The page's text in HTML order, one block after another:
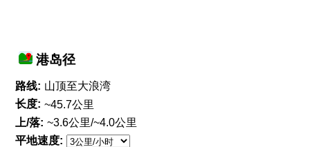
港岛径
路线: 山顶至大浪湾
长度: ~45.7公里
上/落: ~3.6公里/~4.0公里
平地速度: